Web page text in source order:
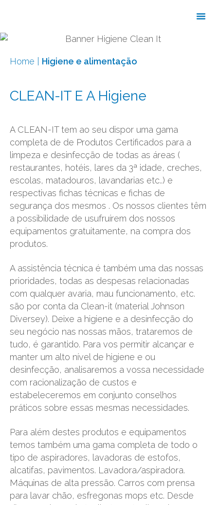
Home Higiene e alimentação
CLEAN-IT E A Higiene
A CLEAN-IT tem ao seu dispor uma gama
completa de de Produtos Certificados para a
limpeza e desinfecção de todas as áreas (
restaurantes, hotéis, lares da 3ª idade, creches,
escolas, matadouros, lavandarias etc..) e
respectivas fichas técnicas e fichas de
segurança dos mesmos . Os nossos clientes têm
a possibilidade de usufruírem dos nossos
equipamentos gratuitamente, na compra dos
produtos.
A assistência técnica é também uma das nossas
prioridades, todas as despesas relacionadas
com qualquer avaria, mau funcionamento, etc.
são por conta da Clean-it (material Johnson
Diversey). Deixe a higiene e a desinfecção do
seu negócio nas nossas mãos, trataremos de
tudo, é garantido. Para vos permitir alcançar e
manter um alto nível de higiene e ou
desinfecção, analisaremos a vossa necessidade
com racionalização de custos e
estabeleceremos em conjunto conselhos
práticos sobre essas mesmas necessidades.
Para além destes produtos e equipamentos
temos também uma gama completa de todo o
tipo de aspiradores, lavadoras de estofos,
alcatifas, pavimentos. Lavadora/aspiradora.
Máquinas de alta pressão. Carros com prensa
para lavar chão, esfregonas mops etc. Desde